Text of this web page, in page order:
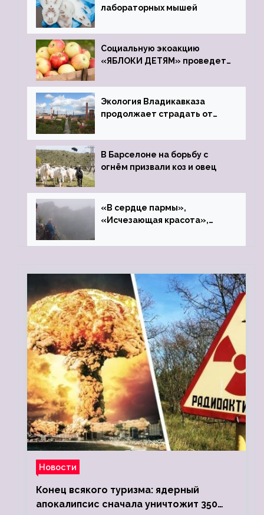
лабораторных мышей
Социальную экоакцию
«ЯБЛОКИ ДЕТЯМ» проведет
Экология Владикавказа
продолжает страдать от
В Барселоне на борьбу с
огнём призвали коз и овец
«В сердце пармы»,
«Исчезающая красота»,
Новости
Конец всякого туризма: ядерный
апокалипсис сначала уничтожит 350